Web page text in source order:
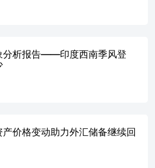
由该机构独自为此发送行为负责。通
本公司、本公司员工或者关联机构亦不
用本报告或报告所载内容引起的任何损
分析报告——印度西南季风登
价格变动助力外汇储备继续回